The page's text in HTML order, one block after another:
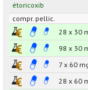
étoricoxib
compr. pellic.
28 x 30
98 x 30
7 x 60
28 x 60